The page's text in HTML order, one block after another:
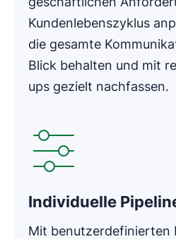
Kundenlebenszyklus
die gesamte
Blick behalten und mit
ups gezielt nachfassen.
Individuelle
Mit benutzerdefinierten